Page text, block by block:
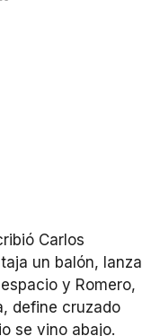
Carlos
un balón, lanza
y Romero,
define cruzado
se vino abajo.